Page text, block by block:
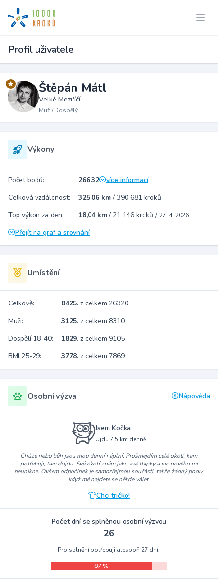
Profil uživatele
Štěpán Mátl
Velké Meziříčí
Muž / Dospělý
Výkony
Počet bodů: 266.32
více informací
Celková vzdálenost:
325,06 km / 390 681 kroků
Top výkon za den:
18,04 km / 21 146 kroků / 27. 4. 2026
Přejít na graf a srovnání
Umístění
Celkově: 8425. z celkem 26320
Muži:
3125. z celkem 8310
Dospělí 18-40:
1829. z celkem 9105
BMI 25-29:
3778. z celkem 7869
Osobní výzva Nápověda
Jsem Kočka
Ujdu 7.5 km denně
Chůze nebo běh jsou mou denní náplní. Prošmejdím celé okolí, kam
potřebuji, tam dojdu. Své okolí znám jako své tlapky a nic nového mi
neunikne. Ovšem odpočinek je samozřejmou součástí, takže žádný podiv,
když mě najdete se někde válet.
Chci tričko!
Počet dní se splněnou osobní výzvou
26
Pro splnění potřebuji alespoň 27 dní.
87 %